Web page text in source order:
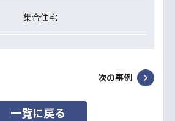
集合住宅
次の事例
一覧に戻る